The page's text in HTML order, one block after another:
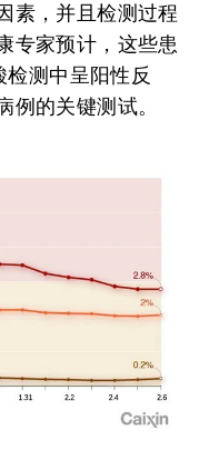
素，并且检测过程
专家预计，这些患
测中呈阳性反
例的关键测试。